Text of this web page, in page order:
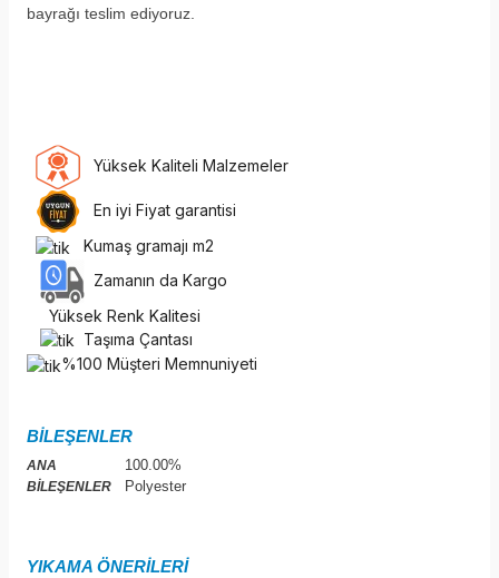
bayrağı teslim ediyoruz.
Yüksek Kaliteli Malzemeler
En iyi Fiyat garantisi
Kumaş gramajı m2
Zamanın da Kargo
Yüksek Renk Kalitesi
Taşıma Çantası
%100 Müşteri Memnuniyeti
BİLEŞENLER
ANA
BİLEŞENLER
100.00%
Polyester
YIKAMA ÖNERİLERİ